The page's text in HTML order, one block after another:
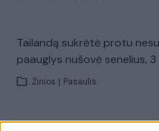
Tailandą sukrėtė protu
paauglys nušovė senelius,
Žinios Pasaulis